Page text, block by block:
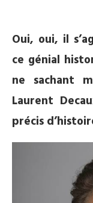
Oui, oui, il
ce génial
ne sachant
Laurent
précis